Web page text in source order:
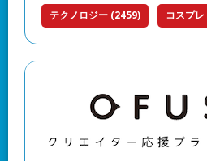
テクノロジー (2459) コスプレ